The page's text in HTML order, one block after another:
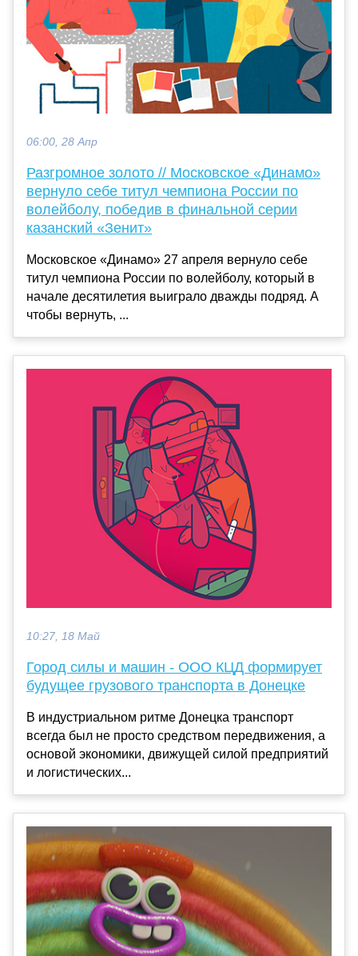
06:00, 28 Апр
Разгромное золото // Московское «Динамо»
вернуло себе титул чемпиона России по
волейболу, победив в финальной серии
казанский «Зенит»
Московское «Динамо» 27 апреля вернуло себе
титул чемпиона России по волейболу, который в
начале десятилетия выиграло дважды подряд. А
чтобы вернуть, ...
10:27, 18 Май
Город силы и машин - ООО КЦД формирует
будущее грузового транспорта в Донецке
В индустриальном ритме Донецка транспорт
всегда был не просто средством передвижения, а
основой экономики, движущей силой предприятий
и логистических...